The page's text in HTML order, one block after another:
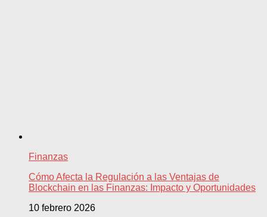
Finanzas
Cómo Afecta la Regulación a las Ventajas de
Blockchain en las Finanzas: Impacto y Oportunidades
10 febrero 2026